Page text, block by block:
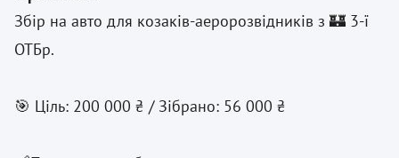
Збір на авто для козаків-аеророзвідників з 🏰 3-ї
ОТБр.
🎯 Ціль: 200 000 ₴ / Зібрано: 56 000 ₴